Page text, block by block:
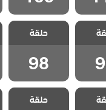
تترك مسلسل لا تترك
يدي مدبلج
الحلقة 98
حلقة
98
تترك مسلسل لا تترك
يدي مدبلج
حلقة